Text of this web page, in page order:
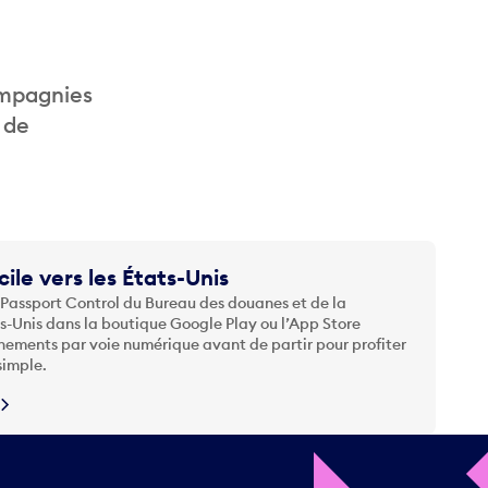
vers les États-Unis
Control du Bureau des douanes et de la
dans la boutique Google Play ou l’App Store
par voie numérique avant de partir pour profiter